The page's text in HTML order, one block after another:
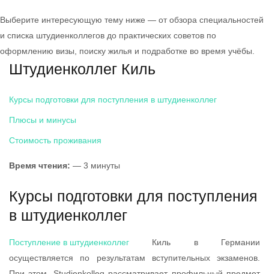
Выберите интересующую тему ниже — от обзора специальностей
и списка штудиенколлегов до практических советов по
оформлению визы, поиску жилья и подработке во время учёбы.
Штудиенколлег Киль
Курсы подготовки для поступления в штудиенколлег
Плюсы и минусы
Стоимость проживания
Время чтения: — 3 минуты
Курсы подготовки для поступления
в штудиенколлег
Поступление в штудиенколлег Киль в Германии
осуществляется по результатам вступительных экзаменов.